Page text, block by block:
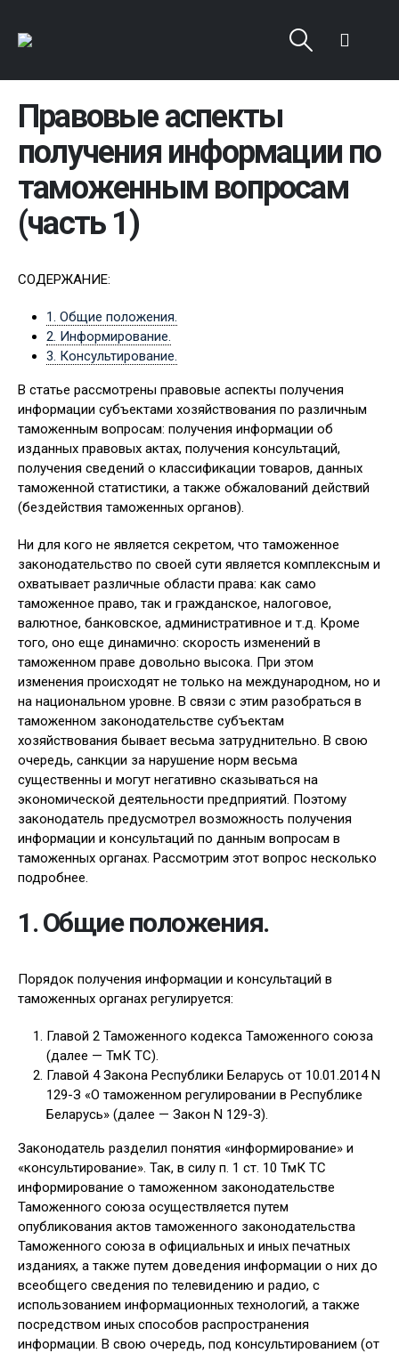
Правовые аспекты
получения информации по
таможенным вопросам
(часть 1)
СОДЕРЖАНИЕ:
1. Общие положения.
2. Информирование.
3. Консультирование.
В статье рассмотрены правовые аспекты получения
информации субъектами хозяйствования по различным
таможенным вопросам: получения информации об
изданных правовых актах, получения консультаций,
получения сведений о классификации товаров, данных
таможенной статистики, а также обжалований действий
(бездействия таможенных органов).
Ни для кого не является секретом, что таможенное
законодательство по своей сути является комплексным и
охватывает различные области права: как само
таможенное право, так и гражданское, налоговое,
валютное, банковское, административное и т.д. Кроме
того, оно еще динамично: скорость изменений в
таможенном праве довольно высока. При этом
изменения происходят не только на международном, но и
на национальном уровне. В связи с этим разобраться в
таможенном законодательстве субъектам
хозяйствования бывает весьма затруднительно. В свою
очередь, санкции за нарушение норм весьма
существенны и могут негативно сказываться на
экономической деятельности предприятий. Поэтому
законодатель предусмотрел возможность получения
информации и консультаций по данным вопросам в
таможенных органах. Рассмотрим этот вопрос несколько
подробнее.
1. Общие положения.
Порядок получения информации и консультаций в
таможенных органах регулируется:
Главой 2 Таможенного кодекса Таможенного союза
(далее — ТмК ТС).
Главой 4 Закона Республики Беларусь от 10.01.2014 N
129-З «О таможенном регулировании в Республике
Беларусь» (далее — Закон N 129-З).
Законодатель разделил понятия «информирование» и
«консультирование». Так, в силу п. 1 ст. 10 ТмК ТС
информирование о таможенном законодательстве
Таможенного союза осуществляется путем
опубликования актов таможенного законодательства
Таможенного союза в официальных и иных печатных
изданиях, а также путем доведения информации о них до
всеобщего сведения по телевидению и радио, с
использованием информационных технологий, а также
посредством иных способов распространения
информации. В свою очередь, под консультированием (от